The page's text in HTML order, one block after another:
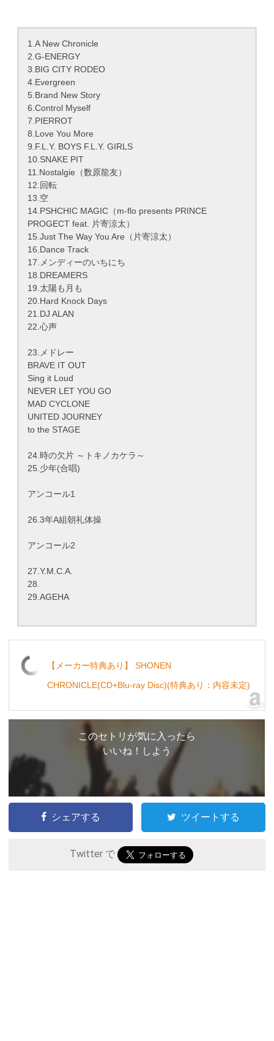
1.A New Chronicle
2.G-ENERGY
3.BIG CITY RODEO
4.Evergreen
5.Brand New Story
6.Control Myself
7.PIERROT
8.Love You More
9.F.L.Y. BOYS F.L.Y. GIRLS
10.SNAKE PIT
11.Nostalgie（数原龍友）
12.回転
13.空
14.PSHCHIC MAGIC（m-flo presents PRINCE
PROGECT feat. 片寄涼太）
15.Just The Way You Are（片寄涼太）
16.Dance Track
17.メンディーのいちにち
18.DREAMERS
19.太陽も月も
20.Hard Knock Days
21.DJ ALAN
22.心声
23.メドレー
BRAVE IT OUT
Sing it Loud
NEVER LET YOU GO
MAD CYCLONE
UNITED JOURNEY
to the STAGE
24.時の欠片 ～トキノカケラ～
25.少年(合唱)
アンコール1
26.3年A組朝礼体操
アンコール2
27.Y.M.C.A.
28.
29.AGEHA
【メーカー特典あり】 SHONEN
CHRONICLE(CD+Blu-ray Disc)(特典あり：内容未定)
このセトリが気に入ったら
いいね！しよう
シェアする ツイートする
Twitter で